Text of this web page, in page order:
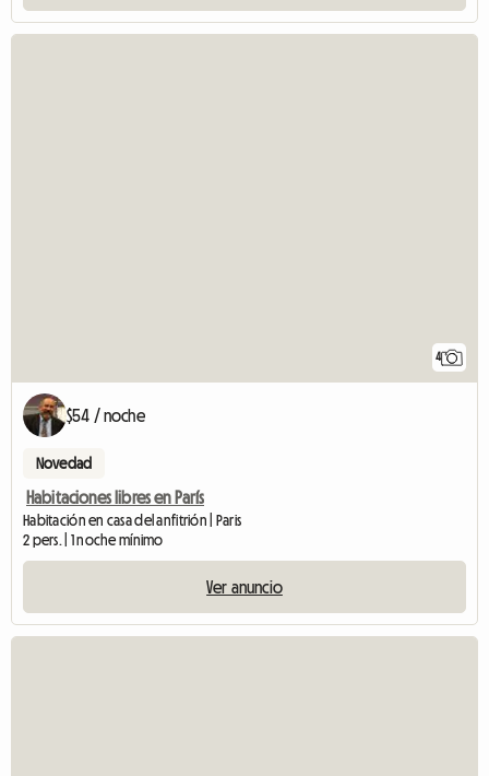
4
$54 / noche
Novedad
Habitaciones libres en París
Habitación en casa del anfitrión | Paris
2 pers. | 1 noche mínimo
Ver anuncio